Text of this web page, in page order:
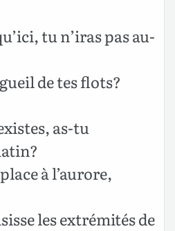
tu n’iras pas au-
de tes flots?
as-tu
à l’aurore,
les extrémités de